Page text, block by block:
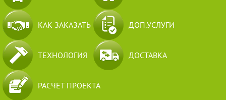
КАК ЗАКАЗАТЬ ДОП.УСЛУГИ
ТЕХНОЛОГИЯ ДОСТАВКА
РАСЧЁТ ПРОЕКТА